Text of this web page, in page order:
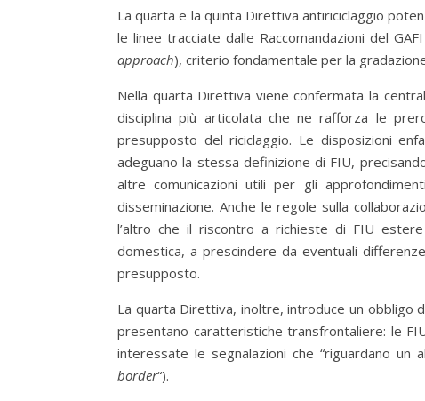
La quarta e la quinta Direttiva antiriciclaggio
le linee tracciate dalle Raccomandazioni del
approach), criterio fondamentale per la
Nella quarta Direttiva viene confermata la
disciplina più articolata che ne rafforza le
presupposto del riciclaggio. Le disposizioni
adeguano la stessa definizione di FIU,
altre comunicazioni utili per gli
disseminazione. Anche le regole sulla
l’altro che il riscontro a richieste di FIU
domestica, a prescindere da eventuali
presupposto.
La quarta Direttiva, inoltre, introduce un obbligo
presentano caratteristiche transfrontaliere: le
interessate le segnalazioni che “riguardano un
border“).